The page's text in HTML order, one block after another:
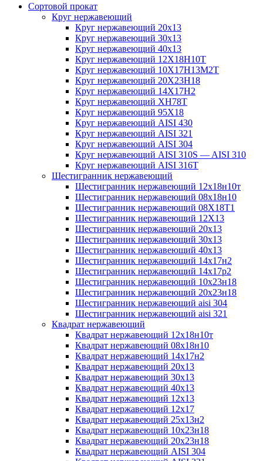
Сортовой прокат
Круг нержавеющий
Круг нержавеющий 20х13
Круг нержавеющий 30х13
Круг нержавеющий 40х13
Круг нержавеющий 12Х18Н10Т
Круг нержавеющий 10Х17Н13М2T
Круг нержавеющий 20Х23Н18
Круг нержавеющий 14Х17Н2
Круг нержавеющий ХН78Т
Круг нержавеющий 95Х18
Круг нержавеющий AISI 430
Круг нержавеющий AISI 321
Круг нержавеющий AISI 304
Круг нержавеющий AISI 310S — AISI 310
Круг нержавеющий AISI 316T
Шестигранник нержавеющий
Шестигранник нержавеющий 12х18н10т
Шестигранник нержавеющий 08х18н10
Шестигранник нержавеющий 08Х18Т1
Шестигранник нержавеющий 12Х13
Шестигранник нержавеющий 20х13
Шестигранник нержавеющий 30х13
Шестигранник нержавеющий 40х13
Шестигранник нержавеющий 14х17н2
Шестигранник нержавеющий 14х17р2
Шестигранник нержавеющий 10х23н18
Шестигранник нержавеющий 20х23н18
Шестигранник нержавеющий aisi 304
Шестигранник нержавеющий aisi 321
Квадрат нержавеющий
Квадрат нержавеющий 12х18н10т
Квадрат нержавеющий 08х18н10
Квадрат нержавеющий 14х17н2
Квадрат нержавеющий 20х13
Квадрат нержавеющий 30х13
Квадрат нержавеющий 40х13
Квадрат нержавеющий 12х13
Квадрат нержавеющий 12х17
Квадрат нержавеющий 25х13н2
Квадрат нержавеющий 10х23н18
Квадрат нержавеющий 20х23н18
Квадрат нержавеющий AISI 304